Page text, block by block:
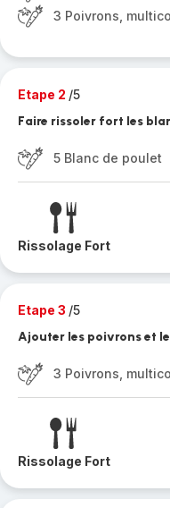
3 Poivrons,
Etape 2 /5
Faire rissoler fort les
5 Blanc de poulet
Rissolage Fort
Etape 3 /5
Ajouter les poivrons et
3 Poivrons,
Rissolage Fort